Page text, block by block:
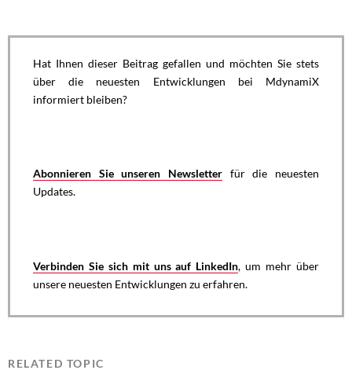
Hat Ihnen dieser Beitrag gefallen und möchten Sie stets
über die neuesten Entwicklungen bei MdynamiX
informiert bleiben?
Abonnieren Sie unseren Newsletter für die neuesten
Updates.
Verbinden Sie sich mit uns auf LinkedIn, um mehr über
unsere neuesten Entwicklungen zu erfahren.
RELATED TOPIC